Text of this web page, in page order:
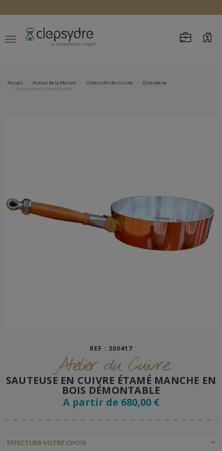
Accueil Autour de la Maison Ustensiles de cuisine
Dinanderie
Sauteuse en cuivre étamé
REF : 300417
Atelier du Cuivre
SAUTEUSE EN CUIVRE ÉTAMÉ MANCHE EN
BOIS DÉMONTABLE
A partir de 680,00 €